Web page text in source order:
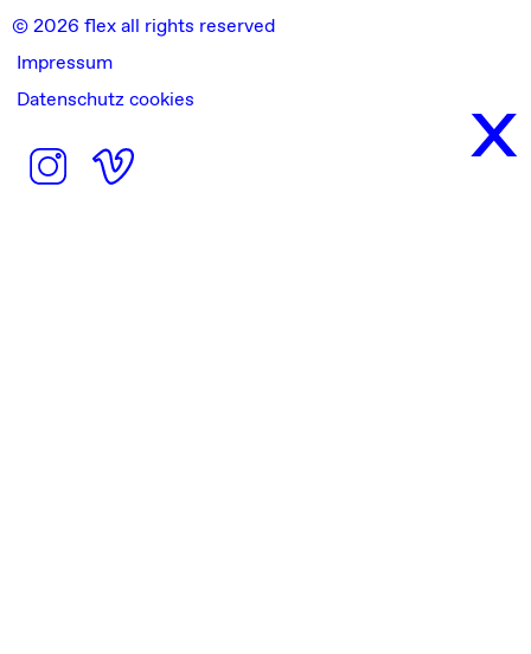
x
© 2026 flex all rights reserved
Impressum
Datenschutz cookies